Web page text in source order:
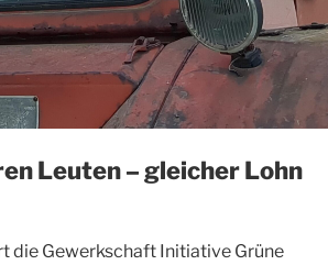
Leuten – gleicher Lohn
die Gewerkschaft Initiative Grüne